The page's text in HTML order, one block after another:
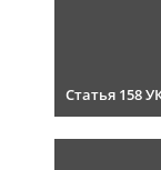
Статья 158